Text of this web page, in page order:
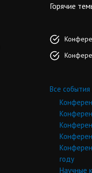
Горячие
Все
году
Научные